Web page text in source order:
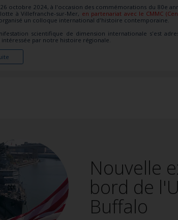
octobre 2024, à l'occasion des commémorations du 80e
à Villefranche-sur-Mer, en partenariat avec le CMMC
un colloque international d'histoire contemporaine.
scientifique de dimension internationale s'est
intéressée par notre histoire régionale.
Nouvelle
bord de
Buffalo